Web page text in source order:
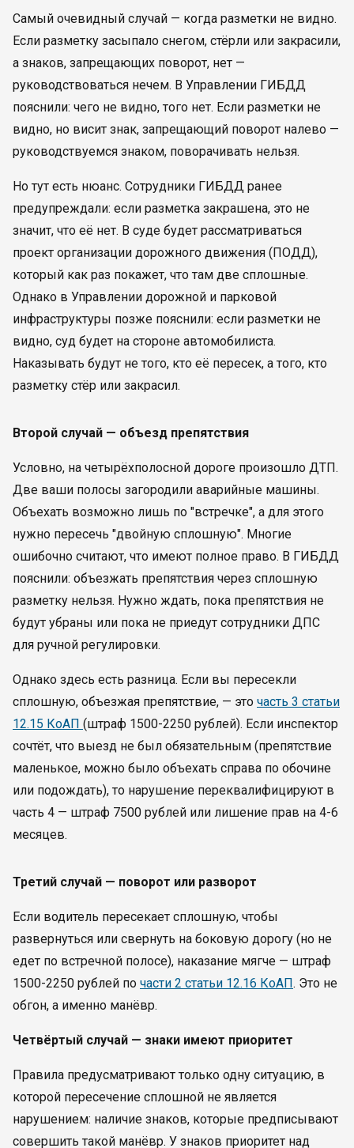
Самый очевидный случай — когда разметки не видно.
Если разметку засыпало снегом, стёрли или закрасили,
а знаков, запрещающих поворот, нет —
руководствоваться нечем. В Управлении ГИБДД
пояснили: чего не видно, того нет. Если разметки не
видно, но висит знак, запрещающий поворот налево —
руководствуемся знаком, поворачивать нельзя.
Но тут есть нюанс. Сотрудники ГИБДД ранее
предупреждали: если разметка закрашена, это не
значит, что её нет. В суде будет рассматриваться
проект организации дорожного движения (ПОДД),
который как раз покажет, что там две сплошные.
Однако в Управлении дорожной и парковой
инфраструктуры позже пояснили: если разметки не
видно, суд будет на стороне автомобилиста.
Наказывать будут не того, кто её пересек, а того, кто
разметку стёр или закрасил.
Второй случай — объезд препятствия
Условно, на четырёхполосной дороге произошло ДТП.
Две ваши полосы загородили аварийные машины.
Объехать возможно лишь по "встречке", а для этого
нужно пересечь "двойную сплошную". Многие
ошибочно считают, что имеют полное право. В ГИБДД
пояснили: объезжать препятствия через сплошную
разметку нельзя. Нужно ждать, пока препятствия не
будут убраны или пока не приедут сотрудники ДПС
для ручной регулировки.
Однако здесь есть разница. Если вы пересекли
сплошную, объезжая препятствие, — это часть 3 статьи
12.15 КоАП (штраф 1500-2250 рублей). Если инспектор
сочтёт, что выезд не был обязательным (препятствие
маленькое, можно было объехать справа по обочине
или подождать), то нарушение переквалифицируют в
часть 4 — штраф 7500 рублей или лишение прав на 4-6
месяцев.
Третий случай — поворот или разворот
Если водитель пересекает сплошную, чтобы
развернуться или свернуть на боковую дорогу (но не
едет по встречной полосе), наказание мягче — штраф
1500-2250 рублей по части 2 статьи 12.16 КоАП. Это не
обгон, а именно манёвр.
Четвёртый случай — знаки имеют приоритет
Правила предусматривают только одну ситуацию, в
которой пересечение сплошной не является
нарушением: наличие знаков, которые предписывают
совершить такой манёвр. У знаков приоритет над